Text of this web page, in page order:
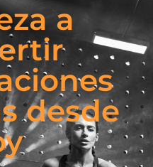
a
desde